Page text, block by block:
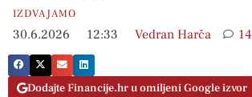
IZDVAJAMO
30.6.2026 12:33 Vedran Harča 14
Dodajte Financije.hr u omiljeni Google izvor